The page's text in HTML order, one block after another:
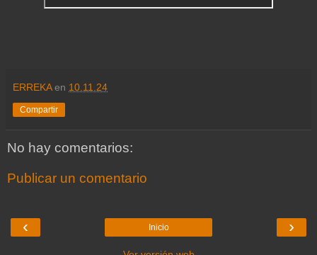
ERREKA en 10.11.24
Compartir
No hay comentarios:
Publicar un comentario
‹ ›
Inicio